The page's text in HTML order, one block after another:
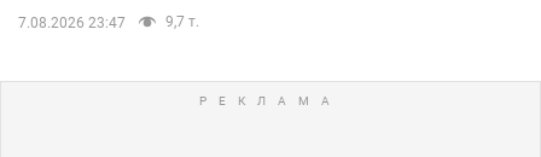
7.08.2026 23:47 9,7 т.